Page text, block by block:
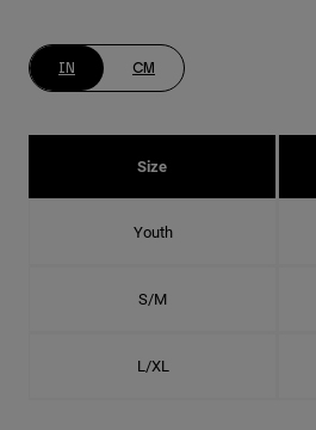
IN CM
Size
Youth
S/M
L/XL